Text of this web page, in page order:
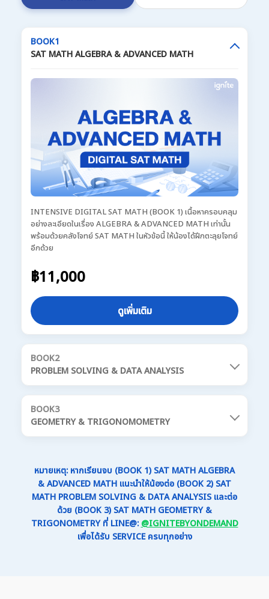
BOOK1
SAT MATH ALGEBRA & ADVANCED MATH
INTENSIVE DIGITAL SAT MATH (BOOK 1) เนื้อหาครอบคลุม
อย่างละเอียดในเรื่อง ALGEBRA & ADVANCED MATH เท่านั้น
พร้อมด้วยคลังโจทย์ SAT MATH ในหัวข้อนี้ ให้น้องได้ฝึกตะลุยโจทย์
อีกด้วย
฿11,000
ดูเพิ่มเติม
BOOK2
PROBLEM SOLVING & DATA ANALYSIS
BOOK3
GEOMETRY & TRIGONOMOMETRY
หมายเหตุ: หากเรียนจบ (BOOK 1) SAT MATH ALGEBRA
& ADVANCED MATH แนะนำให้น้องต่อ (BOOK 2) SAT
MATH PROBLEM SOLVING & DATA ANALYSIS และต่อ
ด้วย (BOOK 3) SAT MATH GEOMETRY &
TRIGONOMETRY ที่ LINE@: @IGNITEBYONDEMAND
เพื่อได้รับ SERVICE ครบทุกอย่าง